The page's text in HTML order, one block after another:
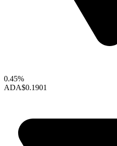
0.45%
ADA$0.1901